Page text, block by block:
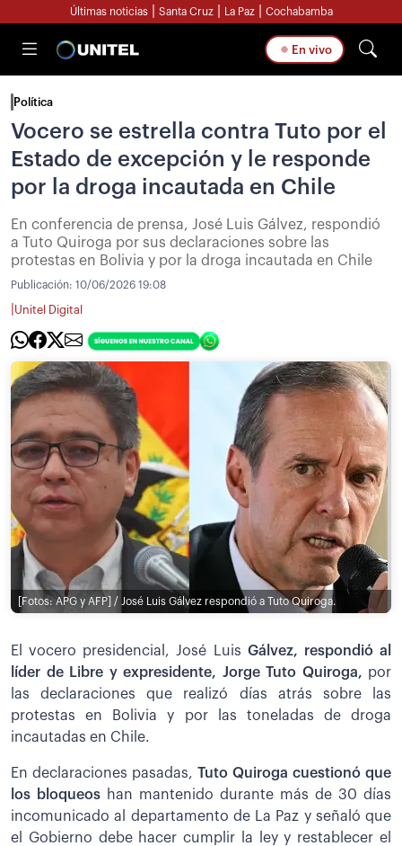
Últimas noticias Santa Cruz La Paz Cochabamba
En vivo
Política
Vocero se estrella contra Tuto por el
Estado de excepción y le responde
por la droga incautada en Chile
En conferencia de prensa, José Luis Gálvez, respondió
a Tuto Quiroga por sus declaraciones sobre las
protestas en Bolivia y por la droga incautada en Chile
Publicación: 10/06/2026 19:08
Unitel Digital
[Fotos: APG y AFP] / José Luis Gálvez respondió a Tuto Quiroga.
El vocero presidencial, José Luis Gálvez, respondió al
líder de Libre y expresidente, Jorge Tuto Quiroga, por
las declaraciones que realizó días atrás sobre las
protestas en Bolivia y por las toneladas de droga
incautadas en Chile.
En declaraciones pasadas, Tuto Quiroga cuestionó que
los bloqueos han mantenido durante más de 30 días
incomunicado al departamento de La Paz y señaló que
el Gobierno debe hacer cumplir la ley y restablecer el